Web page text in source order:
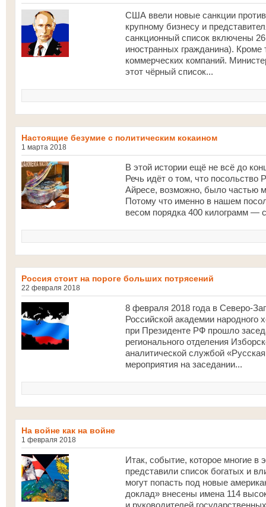
США ввели новые санкции
крупному бизнесу и
санкционный список включены
иностранных гражданина). Кроме
коммерческих компаний.
этот чёрный список...
Настоящие безумие с политическим кокаином
1 марта 2018
В этой истории ещё не всё до
Речь идёт о том, что посольство
Айресе, возможно, было частью
Потому что именно в нашем
весом порядка 400 килограмм —
Россия стоит на пороге больших потрясений
22 февраля 2018
8 февраля 2018 года в Северо-
Российской академии народного
при Президенте РФ прошло
регионального отделения
аналитической службой
мероприятия на заседании...
На войне как на войне
1 февраля 2018
Итак, событие, которое многие
представили список богатых и
могут попасть под новые
доклад» внесены имена 114
и руководителей